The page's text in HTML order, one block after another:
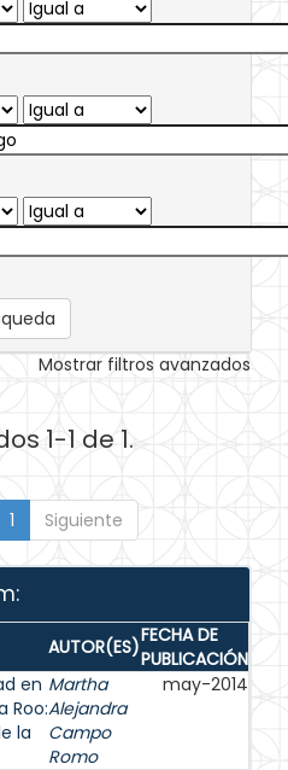
Mostrar filtros avanzados
1-1 de 1.
1 Siguiente
AUTOR(ES)FECHA DE
PUBLICACIÓN
en
Roo:
la
Martha
Alejandra
Campo
Romo
may-2014